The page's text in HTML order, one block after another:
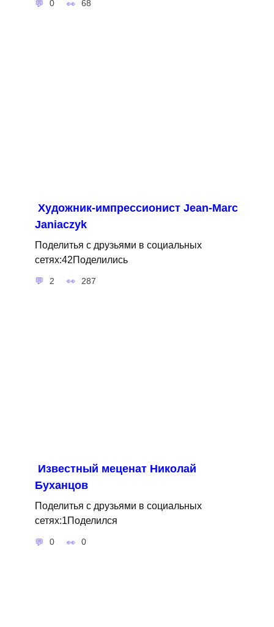
0 68
Художник-импрессионист Jean-Marc
Janiaczyk
Поделитья с друзьями в социальных
сетях:42Поделились
2 287
Известный меценат Николай
Буханцов
Поделитья с друзьями в социальных
сетях:1Поделился
0 0